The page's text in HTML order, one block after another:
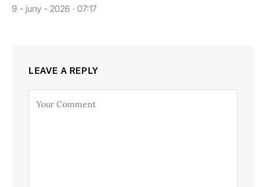
9 - juny - 2026 · 07:17
LEAVE A REPLY